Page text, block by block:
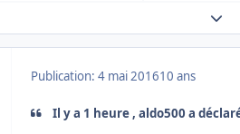
Publication: 4 mai 201610 ans
Il y a 1 heure , aldo500 a